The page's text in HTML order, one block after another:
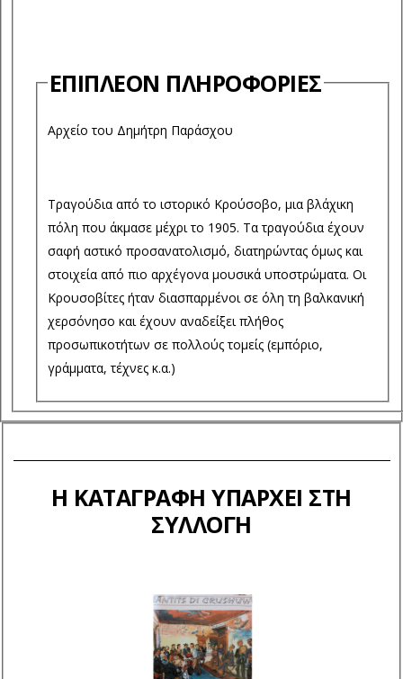
ΕΠΙΠΛΈΟΝ ΠΛΗΡΟΦΟΡΊΕΣ
Αρχείο του Δημήτρη Παράσχου
Τραγούδια από το ιστορικό Κρούσοβο, μια βλάχικη
πόλη που άκμασε μέχρι το 1905. Τα τραγούδια έχουν
σαφή αστικό προσανατολισμό, διατηρώντας όμως και
στοιχεία από πιο αρχέγονα μουσικά υποστρώματα. Οι
Κρουσοβίτες ήταν διασπαρμένοι σε όλη τη βαλκανική
χερσόνησο και έχουν αναδείξει πλήθος
προσωπικοτήτων σε πολλούς τομείς (εμπόριο,
γράμματα, τέχνες κ.α.)
Η ΚΑΤΑΓΡΑΦΉ ΥΠΆΡΧΕΙ ΣΤΗ
ΣΥΛΛΟΓΉ